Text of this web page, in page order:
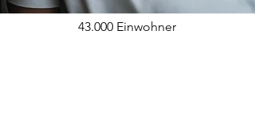
43.000 Einwohner